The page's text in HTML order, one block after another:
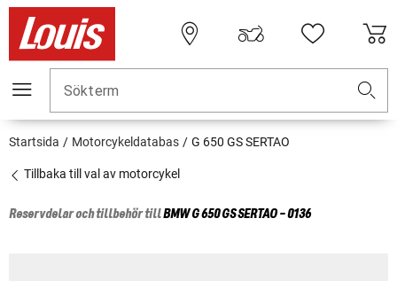
Sökterm
Startsida Motorcykeldatabas G 650 GS SERTAO
Tillbaka till val av motorcykel
Reservdelar och tillbehör tillBMWG 650 GS SERTAO - 0136